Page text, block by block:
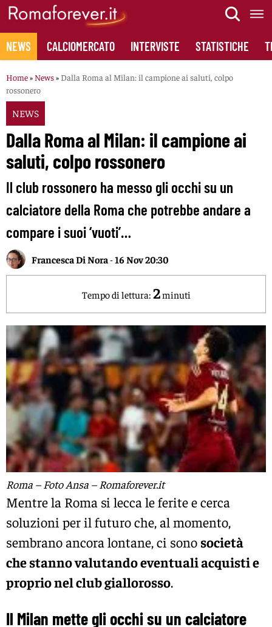
Skip
content
NEWS CALCIOMERCATO INTERVISTE STATISTICHE
Home» News» Dalla Roma al Milan: il campione ai saluti, colpo
rossonero
NEWS
Dalla Roma al Milan: il campione ai
saluti, colpo rossonero
Il club rossonero ha messo gli occhi su un
calciatore della Roma che potrebbe andare a
compare i suoi ‘vuoti’…
Francesca Di Nora -16 Nov 20:30
Tempo di lettura: 2minuti
Roma – Foto Ansa – Romaforever.it
Mentre la Roma si lecca le ferite e cerca
soluzioni per il futuro che, al momento,
sembrano ancora lontane, ci sono società
che stanno valutando eventuali acquisti e
proprio nel club giallorosso.
Il Milan mette gli occhi su un calciatore